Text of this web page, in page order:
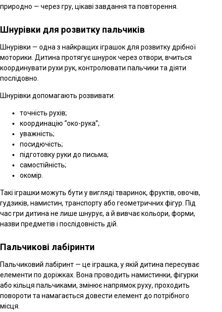
природно — через гру, цікаві завдання та повторення.
Шнурівки для розвитку пальчиків
Шнурівки — одна з найкращих іграшок для розвитку дрібної
моторики. Дитина протягує шнурок через отвори, вчиться
координувати рухи рук, контролювати пальчики та діяти
послідовно.
Шнурівки допомагають розвивати:
точність рухів;
координацію “око-рука”;
уважність;
посидючість;
підготовку руки до письма;
самостійність;
окомір.
Такі іграшки можуть бути у вигляді тваринок, фруктів, овочів,
гудзиків, намистин, транспорту або геометричних фігур. Під
час гри дитина не лише шнурує, а й вивчає кольори, форми,
назви предметів і послідовність дій.
Пальчикові лабіринти
Пальчиковий лабіринт — це іграшка, у якій дитина пересуває
елементи по доріжках. Вона проводить намистинки, фігурки
або кільця пальчиками, змінює напрямок руху, проходить
повороти та намагається довести елемент до потрібного
місця.